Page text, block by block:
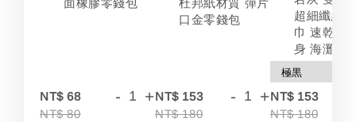
面橡膠零錢包
NT$ 68
NT$ 80
- +
杜邦紙材質 彈片
口金零錢包
NT$ 153
NT$ 180
- +
超細纖維
巾 速乾 吸
身 海灘
NT$ 153
NT$ 180